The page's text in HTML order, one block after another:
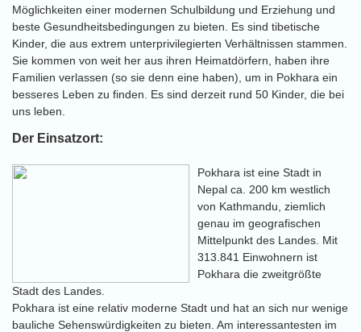
Möglichkeiten einer modernen Schulbildung und Erziehung und
beste Gesundheitsbedingungen zu bieten. Es sind tibetische
Kinder, die aus extrem unterprivilegierten Verhältnissen stammen.
Sie kommen von weit her aus ihren Heimatdörfern, haben ihre
Familien verlassen (so sie denn eine haben), um in Pokhara ein
besseres Leben zu finden. Es sind derzeit rund 50 Kinder, die bei
uns leben.
Der Einsatzort:
Pokhara ist eine Stadt in
Nepal ca. 200 km westlich
von Kathmandu, ziemlich
genau im geografischen
Mittelpunkt des Landes. Mit
313.841 Einwohnern ist
Pokhara die zweitgrößte
Stadt des Landes.
Pokhara ist eine relativ moderne Stadt und hat an sich nur wenige
bauliche Sehenswürdigkeiten zu bieten. Am interessantesten im